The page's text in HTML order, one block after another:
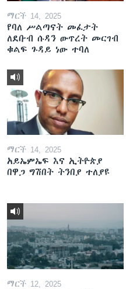
ማርች 14, 2025
የባለ ሥልጣናት መፈታት
ለደቡብ ሱዳን ውጥረት መርገብ
ቁልፍ ጉዳይ ነው ተባለ
ማርች 14, 2025
አይኤምኤፍ እና ኢትዮጵያ
በዋጋ ግሽበት ትንበያ ተለያዩ
ማርች 12, 2025